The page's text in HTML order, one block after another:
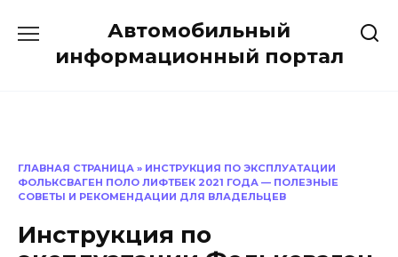
содержанию
Автомобильный
информационный портал
ГЛАВНАЯ СТРАНИЦА » ИНСТРУКЦИЯ ПО ЭКСПЛУАТАЦИИ
ФОЛЬКСВАГЕН ПОЛО ЛИФТБЕК 2021 ГОДА — ПОЛЕЗНЫЕ
СОВЕТЫ И РЕКОМЕНДАЦИИ ДЛЯ ВЛАДЕЛЬЦЕВ
Инструкция по